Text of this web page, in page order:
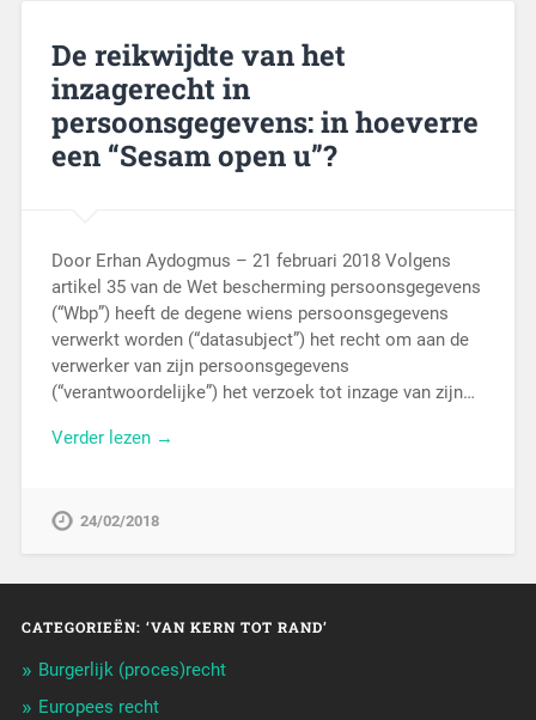
De reikwijdte van het
inzagerecht in
persoonsgegevens: in hoeverre
een “Sesam open u”?
Door Erhan Aydogmus – 21 februari 2018 Volgens
artikel 35 van de Wet bescherming persoonsgegevens
(“Wbp”) heeft de degene wiens persoonsgegevens
verwerkt worden (“datasubject”) het recht om aan de
verwerker van zijn persoonsgegevens
(“verantwoordelijke”) het verzoek tot inzage van zijn…
Verder lezen →
24/02/2018
CATEGORIEËN: ‘VAN KERN TOT RAND’
Burgerlijk (proces)recht
Europees recht